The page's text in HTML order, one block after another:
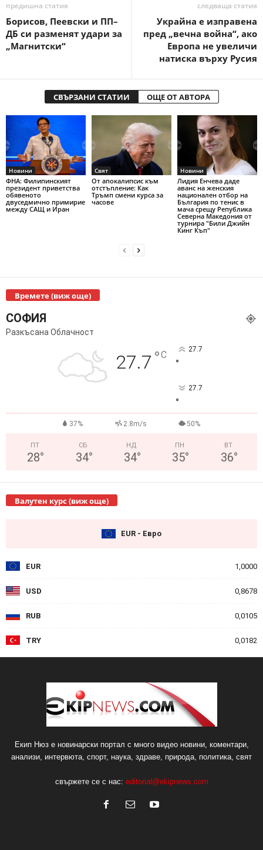
предишна статия
Борисов, Пеевски и ПП–
ДБ си разменят удари за
„Магнитски“
следваща статия
Украйна е изправена
пред „вечна война“, ако
Европа не увеличи
натиска върху Русия
СВЪРЗАНИ СТАТИИ ОЩЕ ОТ АВТОРА
Новини
ФНА: Филипинският
президент приветства
обявеното
двуседмично примирие
между САЩ и Иран
Свят
От апокалипсис към
отстъпление: Как
Тръмп смени курса за
часове
Новини
Лидия Енчева даде
аванс на женския
национален отбор на
България по тенис в
мача срещу Република
Северна Македония от
турнира "Били Джийн
Кинг Къп"
Времете (виж още)
СОФИЯ
Разкъсана Облачност
27.7 °C 27.7
°
27.7
°
37% 2.8m/s 50%
ПТ
28°
СБ
34°
НД
34°
ПН
35°
ВТ
36°
Валутен курс (виж още)
EUR - Евро
EUR 1,0000
USD 0,8678
RUB 0,0105
TRY 0,0182
Екип Нюз е новинарски портал с много видео новини, коментари,
анализи, интервюта, спорт, наука, здраве, природа, политика, свят
свържете се с нас: editorial@ekipnews.com